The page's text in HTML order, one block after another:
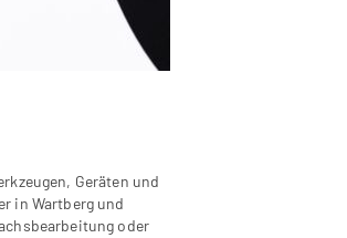
Geräten und
in Wartberg und
oder